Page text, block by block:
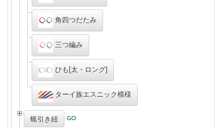
角四つだたみ
三つ編み
ひも[太・ロング]
ターイ族エスニック模様
蝋引き紐